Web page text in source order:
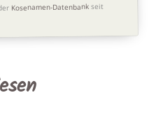
Kosenamen-Datenbank seit